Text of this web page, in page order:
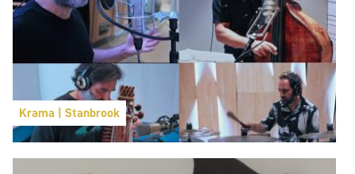
Krama | Stanbrook